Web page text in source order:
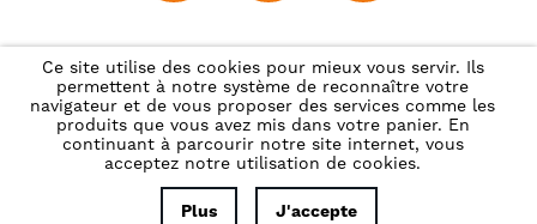
Ce site utilise des cookies pour mieux vous servir. Ils
permettent à notre système de reconnaître votre
navigateur et de vous proposer des services comme les
produits que vous avez mis dans votre panier. En
continuant à parcourir notre site internet, vous
acceptez notre utilisation de cookies.
Plus J'accepte
Politique de confidentialité
©2021 - SEMAT.CRÉATION DE SITE INTERNET |
PRODUWEB